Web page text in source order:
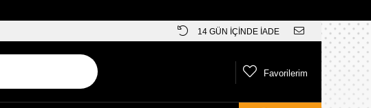
14 GÜN İÇİNDE İADE
Favorilerim